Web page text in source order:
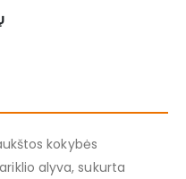
kokybės
alyva, sukurta